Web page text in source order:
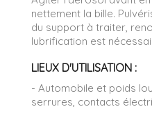
nettement la bille.
du support à traiter,
lubrification est
LIEUX D'UTILISATION :
- Automobile et poids
serrures, contacts